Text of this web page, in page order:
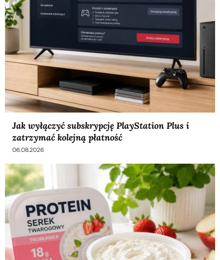
Jak wyłączyć subskrypcję PlayStation Plus i
zatrzymać kolejną płatność
06.08.2026